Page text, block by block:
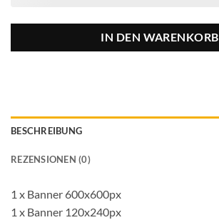
IN DEN WARENKORB
BESCHREIBUNG
REZENSIONEN (0)
1 x Banner 600x600px
1 x Banner 120x240px